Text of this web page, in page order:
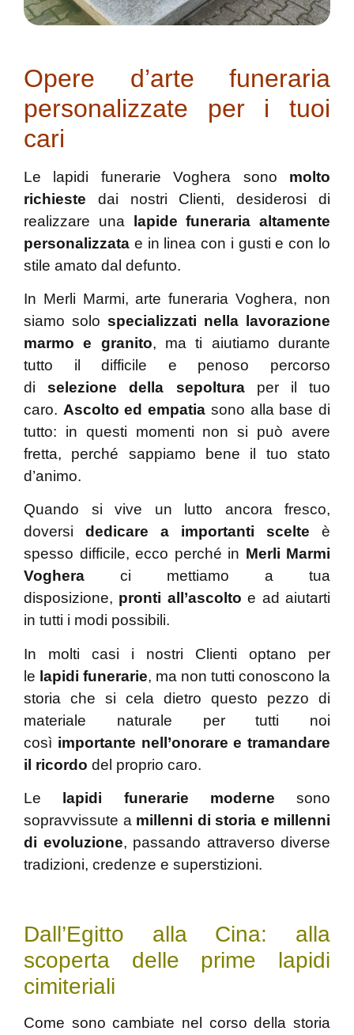
Opere d’arte funeraria
personalizzate per i tuoi
cari
Le lapidi funerarie Voghera sono molto
richieste dai nostri Clienti, desiderosi di
realizzare una lapide funeraria altamente
personalizzata e in linea con i gusti e con lo
stile amato dal defunto.
In Merli Marmi, arte funeraria Voghera, non
siamo solo specializzati nella lavorazione
marmo e granito, ma ti aiutiamo durante
tutto il difficile e penoso percorso
diselezione della sepolturaper il tuo
caro. Ascolto ed empatia sono alla base di
tutto: in questi momenti non si può avere
fretta, perché sappiamo bene il tuo stato
d’animo.
Quando si vive un lutto ancora fresco,
doversi dedicare a importanti scelte è
spesso difficile, ecco perché in Merli Marmi
Voghera ci mettiamo a tua
disposizione, pronti all’ascolto e ad aiutarti
in tutti i modi possibili.
In molti casi i nostri Clienti optano per
le lapidi funerarie, ma non tutti conoscono la
storia che si cela dietro questo pezzo di
materiale naturale per tutti noi
così importante nell’onorare e tramandare
il ricordo del proprio caro.
Le lapidi funerarie moderne sono
sopravvissute a millenni di storia e millenni
di evoluzione, passando attraverso diverse
tradizioni, credenze e superstizioni.
Dall’Egitto alla Cina: alla
scoperta delle prime lapidi
cimiteriali
Come sono cambiate nel corso della storia